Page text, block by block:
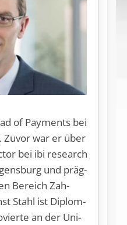
of Payments bei
Zu­vor war er über
bei ibi re­se­arch
und präg­
Be­reich Zah­
Stahl ist Di­plom­
an der Uni­